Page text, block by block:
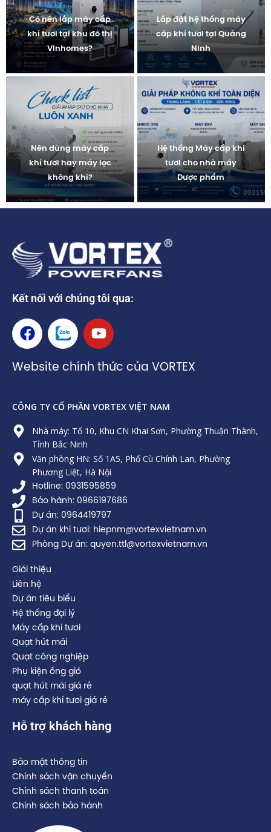
Có nên lắp máy cấp
khí tươi tại khu đô thị
Vinhomes?
Lắp đặt hệ thống máy
cấp khí tươi tại Quảng
Ninh
Nên dùng máy cấp
khí tươi hay máy lọc
không khí?
Hệ thống Máy cấp khí
tươi cho nhà máy
Dược phẩm
Kết nối với chúng tôi qua:
F
a
e
o
k
Z
a
o
Y
o
t
b
Website chính thức của VORTEX
CÔNG TY CỔ PHẦN VORTEX VIỆT NAM
Nhà máy: Tổ 10, Khu CN Khai Sơn, Phường Thuận Thành,
Tỉnh Bắc Ninh
Văn phòng HN: Số 1A5, Phố Cù Chính Lan, Phường
Phương Liệt, Hà Nội
Hotline: 0931595859
Bảo hành: 0966197686
Dự án: 0964419797
Dự án khí tươi: hiepnm@vortexvietnam.vn
Phòng Dự án: quyen.ttl@vortexvietnam.vn
Giới thiệu
Liên hệ
Dự án tiêu biểu
Hệ thống đại lý
Máy cấp khí tươi
Quạt hút mái
Quạt công nghiệp
Phụ kiện ống gió
quạt hút mái giá rẻ
máy cấp khí tươi giá rẻ
Hỗ trợ khách hàng
Bảo mật thông tin
Chính sách vận chuyển
Chính sách thanh toán
Chính sách bảo hành